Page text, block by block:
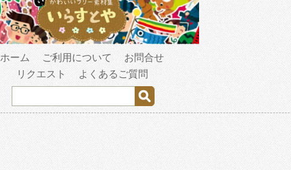
ホーム ご利用について
お問合せ
リクエスト
よくあるご質問